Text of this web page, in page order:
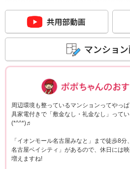
周辺環境も整っているマンションってやっ
具家電付きで「敷金なし・礼金なし」って
(*^^*)♬
「イオンモール名古屋みなと」まで徒歩8
名古屋ベイシティ」があるので、休日には
増えますね!